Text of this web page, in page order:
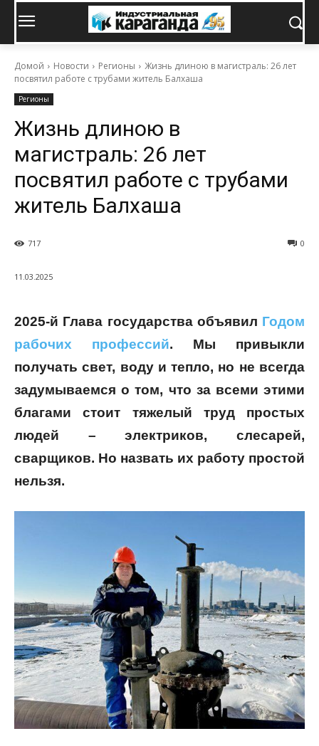
Домой Новости Регионы
Жизнь длиною в магистраль: 26 лет
посвятил работе с трубами житель Балхаша
Регионы
Жизнь длиною в
магистраль: 26 лет
посвятил работе с трубами
житель Балхаша
0
717
11.03.2025
2025-й Глава государства объявил Годом
рабочих профессий. Мы привыкли
получать свет, воду и тепло, но не всегда
задумываемся о том, что за всеми этими
благами стоит тяжелый труд простых
людей – электриков, слесарей,
сварщиков. Но назвать их работу простой
нельзя.